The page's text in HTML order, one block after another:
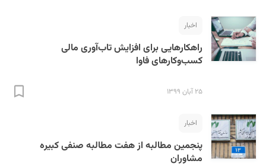
اخبار
راهکارهایی برای افزایش تاب‌آوری مالی
کسب‌وکارهای فاوا
۲۵ آبان ۱۳۹۹
اخبار
پنجمین مطالبه از هفت مطالبه صنفی کبیره
مشاوران